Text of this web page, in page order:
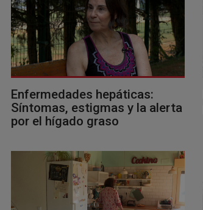
Enfermedades hepáticas:
Síntomas, estigmas y la alerta
por el hígado graso